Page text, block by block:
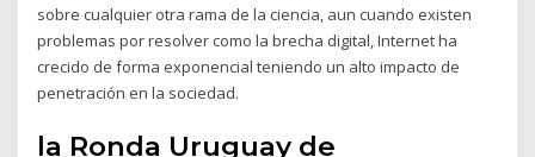
sobre cualquier otra rama de la ciencia, aun cuando existen
problemas por resolver como la brecha digital, Internet ha
crecido de forma exponencial teniendo un alto impacto de
penetración en la sociedad.
la Ronda Uruguay de